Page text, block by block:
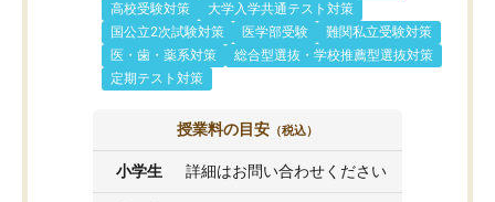
高校受験対策
大学入学共通テスト対策
国公立2次試験対策
医学部受験
難関私立受験対策
医・歯・薬系対策
総合型選抜・学校推薦型選抜対策
定期テスト対策
授業料の目安 （税込）
小学生 詳細はお問い合わせください